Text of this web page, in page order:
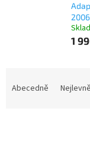
1
Abecedně